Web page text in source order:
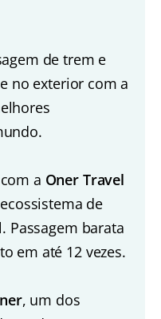
de trem e
no exterior com a
a Oner Travel
de
Passagem barata
em até 12 vezes.
, um dos